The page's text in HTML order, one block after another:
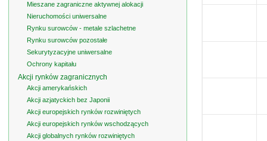
Mieszane zagraniczne aktywnej alokacji
Nieruchomości uniwersalne
Rynku surowców - metale szlachetne
Rynku surowców pozostałe
Sekurytyzacyjne uniwersalne
Ochrony kapitału
Akcji rynków zagranicznych
Akcji amerykańskich
Akcji azjatyckich bez Japonii
Akcji europejskich rynków rozwiniętych
Akcji europejskich rynków wschodzących
Akcji globalnych rynków rozwiniętych